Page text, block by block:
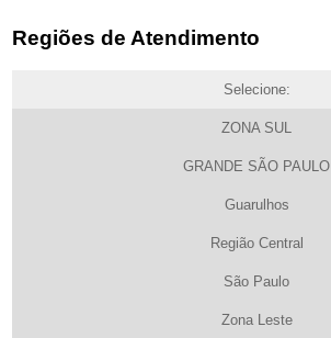
Regiões de Atendimento
Selecione:
ZONA SUL
GRANDE SÃO PAULO
Guarulhos
Região Central
São Paulo
Zona Leste